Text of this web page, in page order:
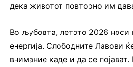
дека животот повторно им
Во љубовта, летото 2026 носи
енергија. Слободните Лавови
внимание каде и да се